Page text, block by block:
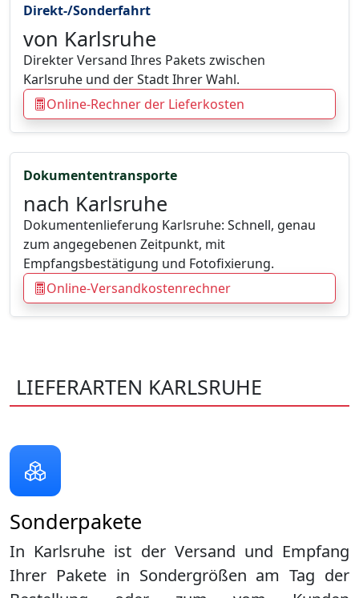
Direkt-/Sonderfahrt
von Karlsruhe
Direkter Versand Ihres Pakets zwischen
Karlsruhe und der Stadt Ihrer Wahl.
Online-Rechner der Lieferkosten
Dokumententransporte
nach Karlsruhe
Dokumentenlieferung Karlsruhe: Schnell, genau
zum angegebenen Zeitpunkt, mit
Empfangsbestätigung und Fotofixierung.
Online-Versandkostenrechner
LIEFERARTEN KARLSRUHE
Sonderpakete
In Karlsruhe ist der Versand und Empfang
Ihrer Pakete in Sondergrößen am Tag der